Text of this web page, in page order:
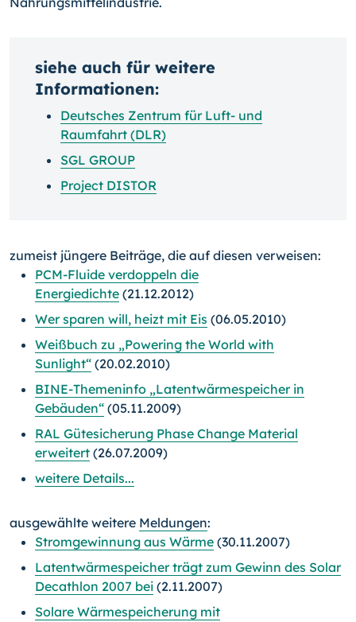
siehe auch für weitere
Informationen:
Deutsches Zentrum für Luft- und
Raumfahrt (DLR)
SGL GROUP
Project DISTOR
zumeist jüngere Beiträge, die auf diesen verweisen:
PCM-Fluide verdoppeln die
Energiedichte (21.12.2012)
Wer sparen will, heizt mit Eis (06.05.2010)
Weißbuch zu „Powering the World with
Sunlight“ (20.02.2010)
BINE-Themeninfo „Latentwärmespeicher in
Gebäuden“ (05.11.2009)
RAL Gütesicherung Phase Change Material
erweitert (26.07.2009)
weitere Details...
ausgewählte weitere Meldungen:
Stromgewinnung aus Wärme (30.11.2007)
Latentwärmespeicher trägt zum Gewinn des Solar
Decathlon 2007 bei (2.11.2007)
Solare Wärmespeicherung mit